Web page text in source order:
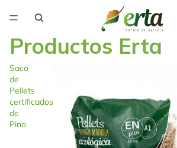
Productos Erta
Saco
de
Pellets
certificados
de
Pino